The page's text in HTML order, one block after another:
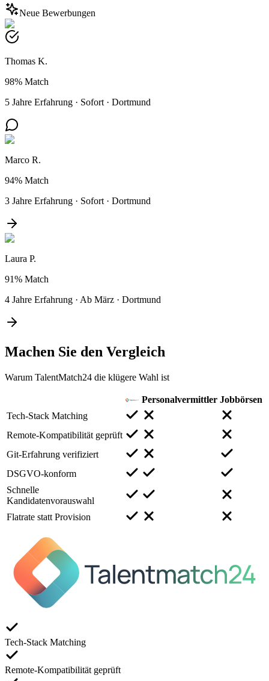
Neue Bewerbungen
Thomas K.
98% Match
5 Jahre Erfahrung · Sofort · Dortmund
Marco R.
94% Match
3 Jahre Erfahrung · Sofort · Dortmund
Laura P.
91% Match
4 Jahre Erfahrung · Ab März · Dortmund
Machen Sie den Vergleich
Warum TalentMatch24 die klügere Wahl ist
Personalvermittler Jobbörsen
Tech-Stack Matching
Remote-Kompatibilität geprüft
Git-Erfahrung verifiziert
DSGVO-konform
Schnelle
Kandidatenvorauswahl
Flatrate statt Provision
Tech-Stack Matching
Remote-Kompatibilität geprüft